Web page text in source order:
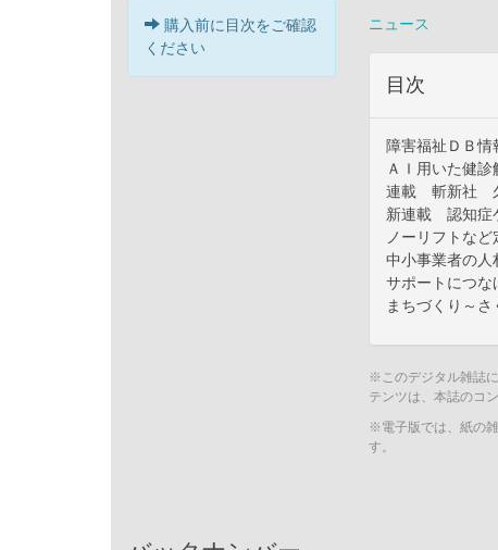
購入前に目次をご確認
ください
ニュース
目次
障害福祉ＤＢ
ＡＩ用いた健
連載 斬新社 久
新連載 認知症
ノーリフトな
中小事業者の
サポートにつな
まちづくり～さ
※このデジタル雑誌
テンツは、本誌のコ
※電子版では、紙の
す。